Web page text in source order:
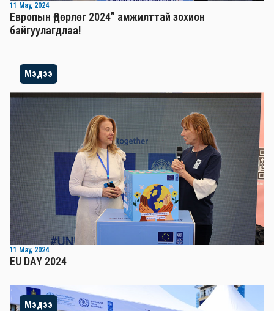
11 May, 2024
Европын Өдөрлөг 2024” амжилттай зохион
байгуулагдлаа!
Мэдээ
11 May, 2024
EU DAY 2024
Мэдээ